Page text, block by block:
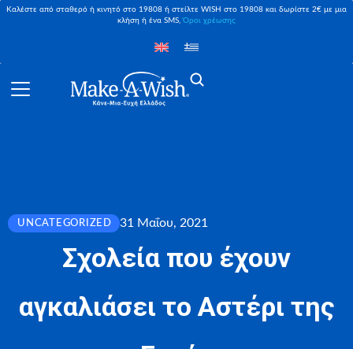
Καλέστε από σταθερό ή κινητό στο 19808 ή στείλτε WISH στο 19808 και δωρίστε 2€ με μια
κλήση ή ένα SMS,Όροι χρέωσης
UNCATEGORIZED 31 Μαΐου, 2021
Σχολεία που έχουν
αγκαλιάσει το Αστέρι της